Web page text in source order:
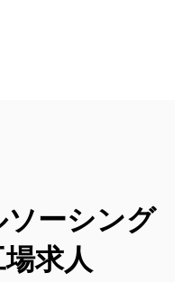
ソーシング
求人